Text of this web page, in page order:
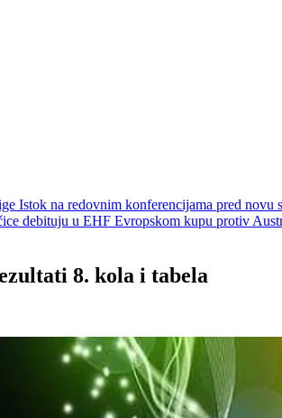
Istok na redovnim konferencijama pred novu
debituju u EHF Evropskom kupu protiv
8. kola i tabela